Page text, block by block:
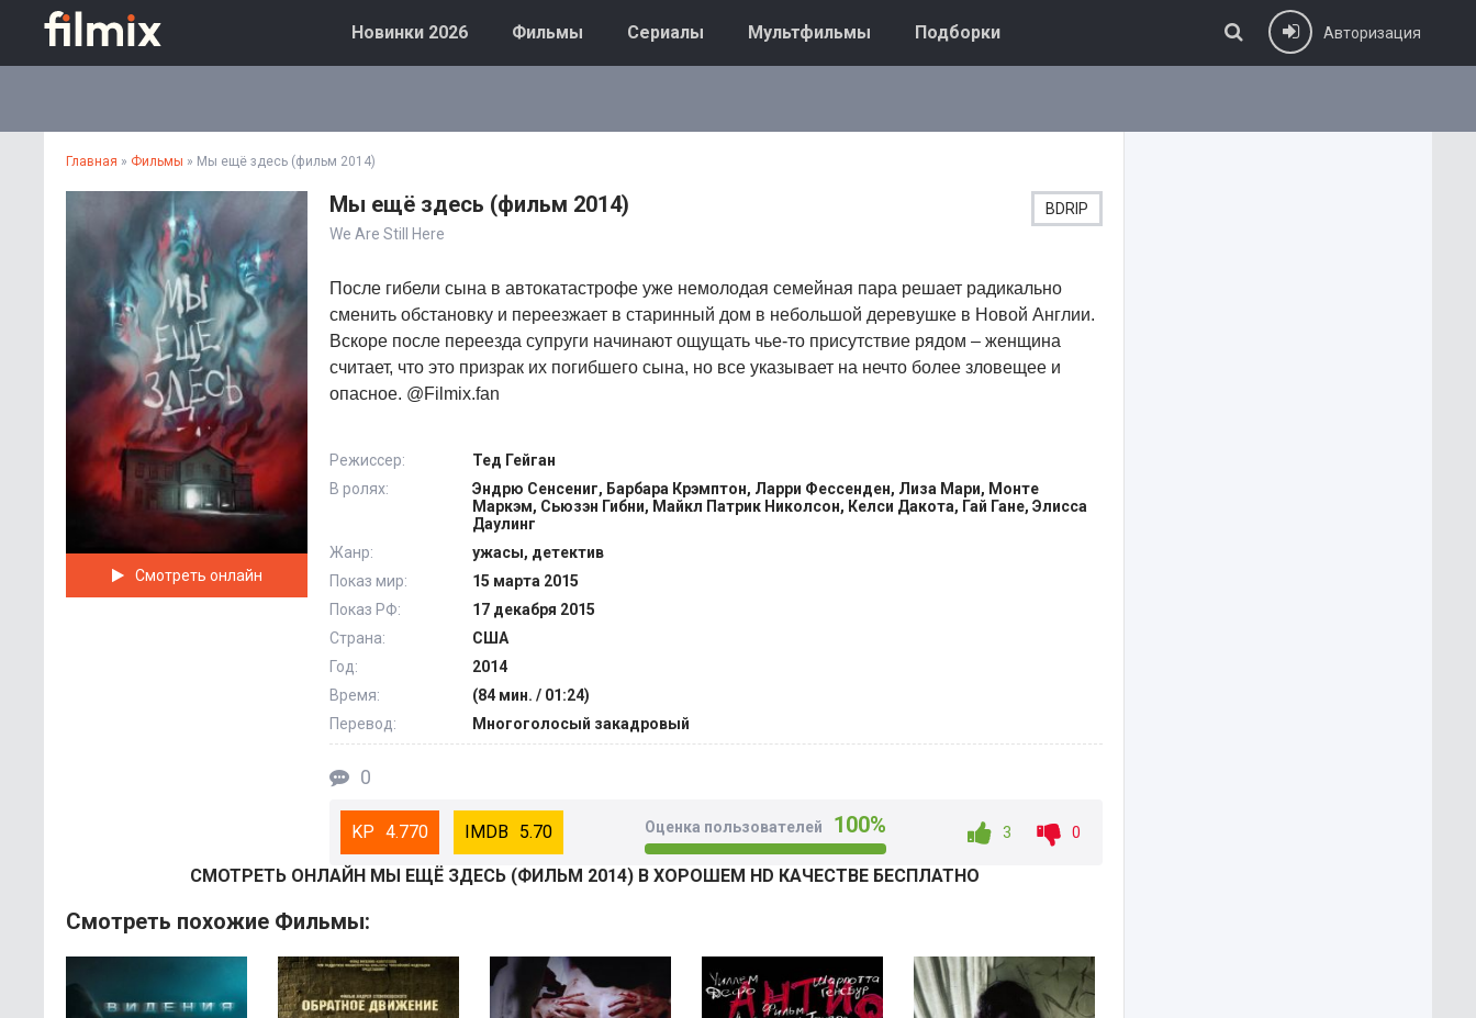
Новинки 2026 Фильмы Сериалы Мультфильмы Подборки Авторизация
Главная » Фильмы » Мы ещё здесь (фильм 2014)
Смотреть онлайн
Мы ещё здесь (фильм 2014)
We Are Still Here
BDRIP
После гибели сына в автокатастрофе уже немолодая семейная пара решает радикально
сменить обстановку и переезжает в старинный дом в небольшой деревушке в Новой Англии.
Вскоре после переезда супруги начинают ощущать чье-то присутствие рядом – женщина
считает, что это призрак их погибшего сына, но все указывает на нечто более зловещее и
опасное. @Filmix.fan
Режиссер:
Тед Гейган
В ролях:
Эндрю Сенсениг, Барбара Крэмптон, Ларри Фессенден, Лиза Мари, Монте
Маркэм, Сьюзэн Гибни, Майкл Патрик Николсон, Келси Дакота, Гай Гане, Элисса
Даулинг
Жанр:
ужасы, детектив
Показ мир:
15 марта 2015
Показ РФ:
17 декабря 2015
Страна:
США
Год:
2014
Время:
(84 мин. / 01:24)
Перевод:
Многоголосый закадровый
0
4.770 5.70 Оценка пользователей 100% 3 0
СМОТРEТЬ ОНЛАЙН МЫ ЕЩЁ ЗДЕСЬ (ФИЛЬМ 2014) В ХОРОШЕМ HD КАЧЕСТВЕ БЕСПЛАТНО
Смотреть похожие Фильмы: